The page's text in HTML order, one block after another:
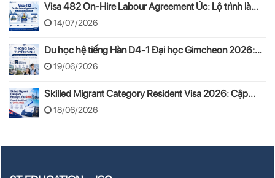
Visa 482 On-Hire Labour Agreement Úc: Lộ trình làm
việc hợp pháp theo mô hình On-Hire
14/07/2026
Du học hệ tiếng Hàn D4-1 Đại học Gimcheon 2026:
Tuyển sinh, chi phí, hồ sơ
19/06/2026
Skilled Migrant Category Resident Visa 2026: Cập
nhật thay đổi mới từ 24/08/2026
18/06/2026